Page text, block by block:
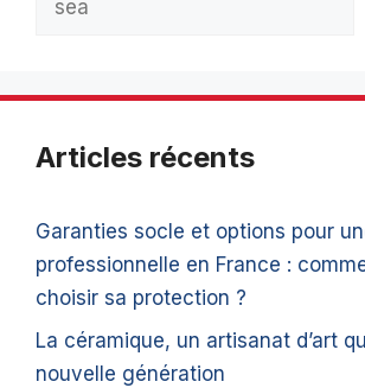
Articles récents
Garanties socle et options pour
professionnelle en France :
choisir sa protection ?
La céramique, un artisanat d’art
nouvelle génération